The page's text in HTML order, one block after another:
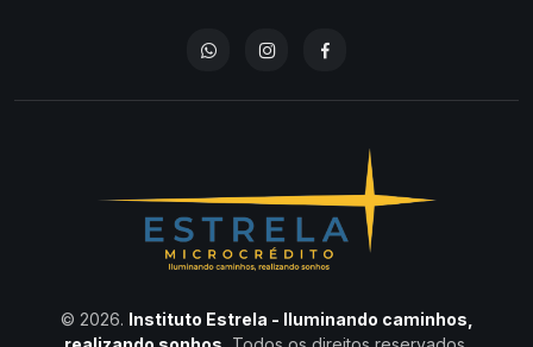
© 2026. Instituto Estrela - Iluminando caminhos,